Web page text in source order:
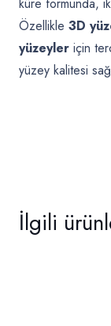
Özellikle 3D
yüzeyler için
yüzey kalitesi
İlgili